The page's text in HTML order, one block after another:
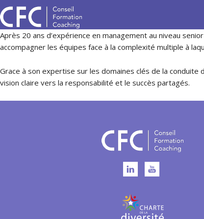
Après 20 ans d’expérience en management au niveau
accompagner les équipes face à la complexité multiple à
Grace à son expertise sur les domaines clés de la conduite
vision claire vers la responsabilité et le succès partagés.